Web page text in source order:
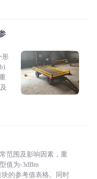
形
范围及影响因素，重
值为-3dBm
的参考值表格。同时